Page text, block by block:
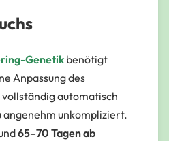
Genetikbenötigt
Anpassung des
vollständig automatisch
angenehm unkompliziert.
65–70 Tagen ab